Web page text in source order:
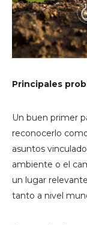
Principales
Un buen primer
reconocerlo
asuntos
ambiente o el
un lugar
tanto a nivel